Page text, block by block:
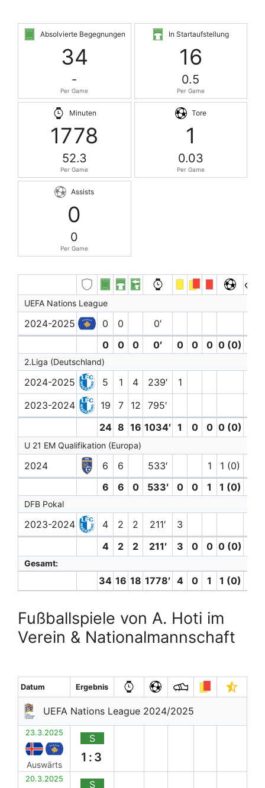
Absolvierte Begegnungen
34
-
Per Game
In Startaufstellung
16
0.5
Per Game
Minuten
1778
52.3
Per Game
Tore
1
0.03
Per Game
Assists
0
0
Per Game
UEFA Nations League
2024-2025 0 0
0′
0
0 0 0′ 0 0 0 0 (0)
2.Liga (Deutschland)
2024-2025 5 1 4 239′
1
2023-2024
19 7 12
795′
24 8 16 1034′ 1 0 0 0 (0)
U 21 EM Qualifikation (Europa)
2024 6 6 533′ 1
1 (0)
6
6 0 533′ 0 0 1 1 (0)
DFB Pokal
2023-2024 4 2 2 211′
3
4
2 2 211′ 3 0 0 0 (0)
Gesamt:
34 16 18 1778′ 4 0 1 1 (0)
Fußballspiele von A. Hoti im
Verein & Nationalmannschaft
Datum Ergebnis
UEFA Nations League 2024/2025
23.3.2025
Auswärts
S
1:3
20.3.2025 S